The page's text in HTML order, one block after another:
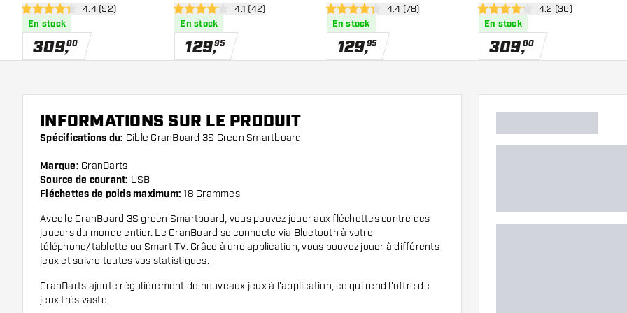
ouvrir le panneau des avis
4.4 étoiles de notation
4.4 (52)
En stock
309,00
ouvrir le panneau des avis
4.1 étoiles de notation
4.1 (42)
En stock
129,95
ouvrir le panneau des avis
4.4 étoiles de notation
4.4 (78)
En stock
129,95
ouvrir le panneau
4.2 étoiles de notation
4.2 (36)
En stock
309,00
INFORMATIONS SUR LE PRODUIT
Spécifications du: Cible GranBoard 3S Green Smartboard
Marque: GranDarts
Source de courant: USB
Fléchettes de poids maximum: 18 Grammes
Avec le GranBoard 3S green Smartboard, vous pouvez jouer aux fléchettes contre des
joueurs du monde entier. Le GranBoard se connecte via Bluetooth à votre
téléphone/tablette ou Smart TV. Grâce à une application, vous pouvez jouer à différents
jeux et suivre toutes vos statistiques.
GranDarts ajoute régulièrement de nouveaux jeux à l'application, ce qui rend l'offre de
jeux très vaste.